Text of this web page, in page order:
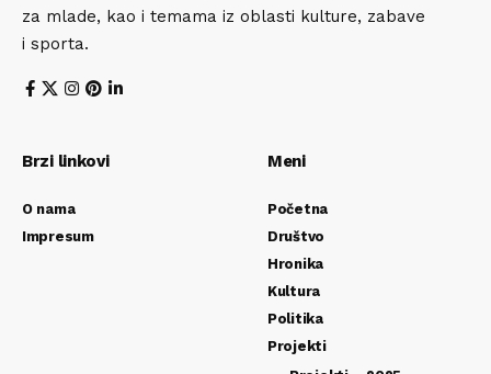
za mlade, kao i temama iz oblasti kulture, zabave
i sporta.
Brzi linkovi
O nama
Impresum
Meni
Početna
Društvo
Hronika
Kultura
Politika
Projekti